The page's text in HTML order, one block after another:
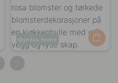
Innlegg
publisert
av
yodas_home